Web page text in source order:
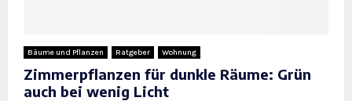
Bäume und Pflanzen Ratgeber Wohnung
Zimmerpflanzen für dunkle Räume: Grün
auch bei wenig Licht